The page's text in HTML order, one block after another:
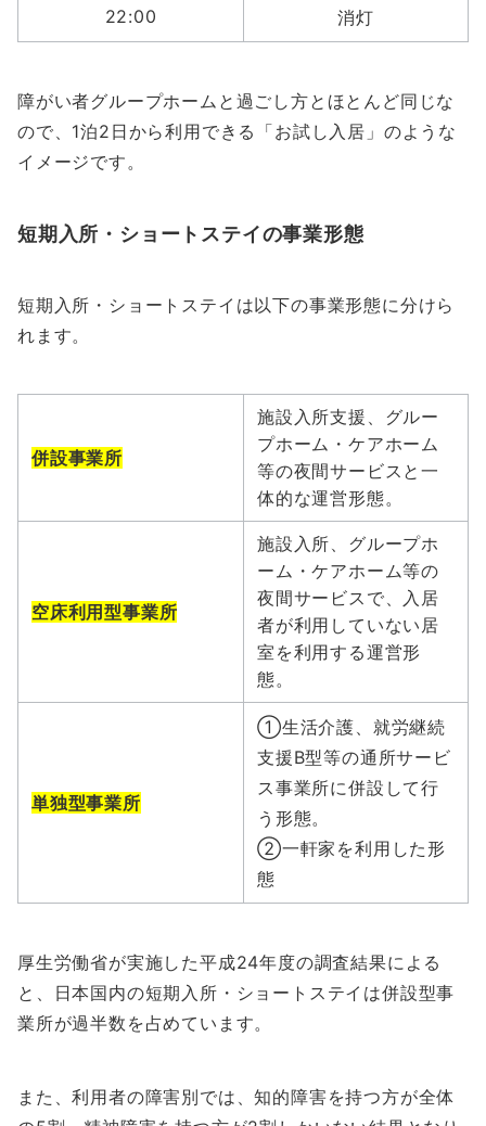
22:00 消灯
障がい者グループホームと過ごし方とほとんど同じな
ので、1泊2日から利用できる「お試し入居」のような
イメージです。
短期入所・ショートステイの事業形態
短期入所・ショートステイは以下の事業形態に分けら
れます。
併設事業所
施設入所支援、グルー
プホーム・ケアホーム
等の夜間サービスと一
体的な運営形態。
空床利用型事業所
施設入所、グループホ
ーム・ケアホーム等の
夜間サービスで、入居
者が利用していない居
室を利用する運営形
態。
単独型事業所
①生活介護、就労継続
支援B型等の通所サービ
ス事業所に併設して行
う形態。
②一軒家を利用した形
態
厚生労働省が実施した平成24年度の調査結果による
と、日本国内の短期入所・ショートステイは併設型事
業所が過半数を占めています。
また、利用者の障害別では、知的障害を持つ方が全体